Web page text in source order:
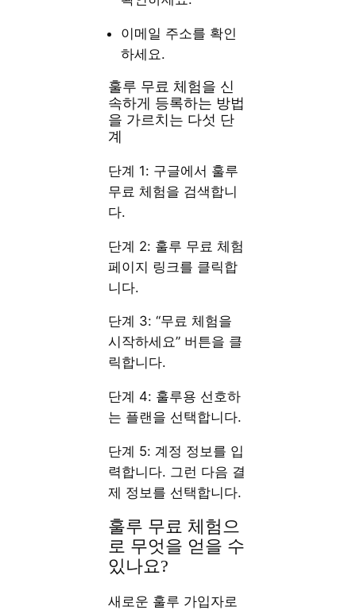
이메일 주소를 확인
하세요.
훌루 무료 체험을 신
속하게 등록하는 방법
을 가르치는 다섯 단
계
단계 1: 구글에서 훌루
무료 체험을 검색합니
다.
단계 2: 훌루 무료 체험
페이지 링크를 클릭합
니다.
단계 3: “무료 체험을
시작하세요” 버튼을 클
릭합니다.
단계 4: 훌루용 선호하
는 플랜을 선택합니다.
단계 5: 계정 정보를 입
력합니다. 그런 다음 결
제 정보를 선택합니다.
훌루 무료 체험으
로 무엇을 얻을 수
있나요?
새로운 훌루 가입자로